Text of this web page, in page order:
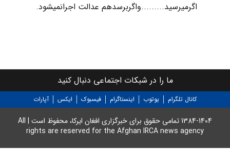
اگرمیرسید.........واگربرسدهم عدالت اجرانمیشود.
ما را در شبکات اجتماعی دنبال کنید
کانال تلگرام یوتوب اینستاگرام فیسبوک ایکس آپارات
1384-1404 تمامی حقوق برای خبرگزاری افغان ایرکا، محفوظ است | All
rights are reserved for the Afghan IRCA news agency